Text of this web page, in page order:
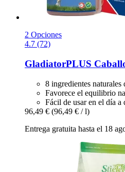
2 Opciones
4.7 (72)
GladiatorPLUS
8 ingredientes naturales
Favorece el equilibrio
Fácil de usar en el día a
96,49 € (96,49 € / l)
Entrega gratuita hasta el 18